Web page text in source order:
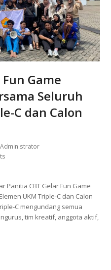
Game
Seluruh
C dan Calon
Panitia CBT Gelar Fun Game
UKM Triple-C dan Calon
C mengundang semua
tim kreatif, anggota aktif,